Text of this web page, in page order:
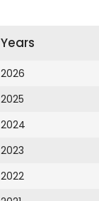
Years
2026
2025
2024
2023
2022